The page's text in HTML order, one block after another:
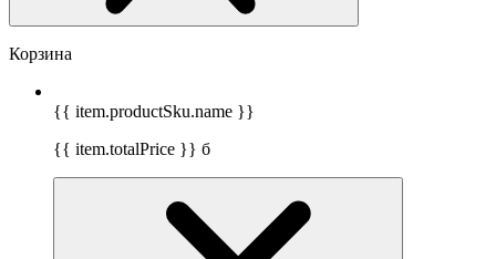
Корзина
{{ item.productSku.name }}
{{ item.totalPrice }} б